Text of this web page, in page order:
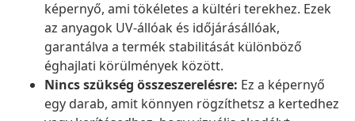
képernyő, ami tökéletes a kültéri terekhez. Ezek
az anyagok UV-állóak és időjárásállóak,
garantálva a termék stabilitását különböző
éghajlati körülmények között.
Nincs szükség összeszerelésre: Ez a képernyő
egy darab, amit könnyen rögzíthetsz a kertedhez